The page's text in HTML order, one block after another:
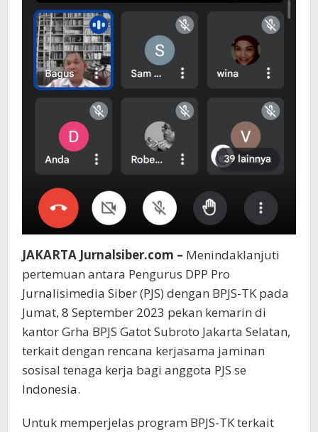
JAKARTA Jurnalsiber.com – Menindaklanjuti
pertemuan antara Pengurus DPP Pro
Jurnalisimedia Siber (PJS) dengan BPJS-TK pada
Jumat, 8 September 2023 pekan kemarin di
kantor Grha BPJS Gatot Subroto Jakarta Selatan,
terkait dengan rencana kerjasama jaminan
sosisal tenaga kerja bagi anggota PJS se
Indonesia.
Untuk memperjelas program BPJS-TK terkait